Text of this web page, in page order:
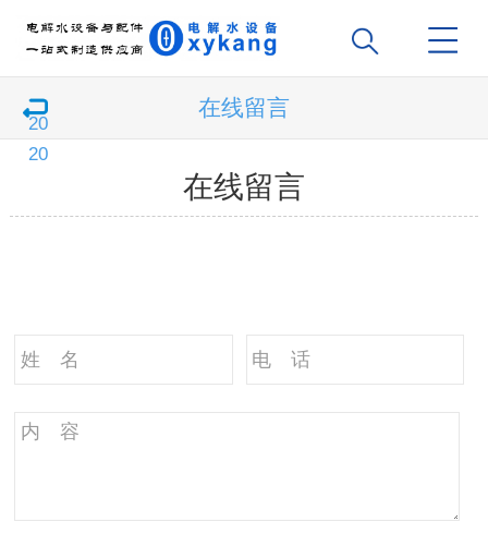
在线留言
在线留言